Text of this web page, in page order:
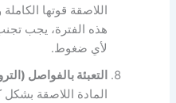
اللاصقة قوتها
هذه الفترة، يجب
لأي ضغوط.
التعبئة بالفواصل
المادة اللاصقة بشكل